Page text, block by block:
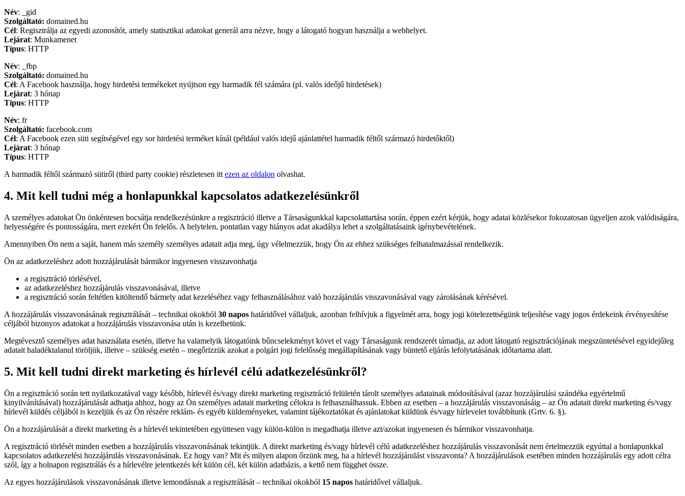
Név: _gid
Szolgáltató: domained.hu
Cél: Regisztrálja az egyedi azonosítót, amely statisztikai adatokat generál arra nézve, hogy a látogató hogyan használja a webhelyet.
Lejárat: Munkamenet
Típus: HTTP
Név: _fbp
Szolgáltató: domained.hu
Cél: A Facebook használja, hogy hirdetési termékeket nyújtson egy harmadik fél számára (pl. valós ideőjű hirdetések)
Lejárat: 3 hónap
Típus: HTTP
Név: fr
Szolgáltató: facebook.com
Cél: A Facebook ezen süti segítségével egy sor hirdetési terméket kínál (például valós idejű ajánlattétel harmadik féltől származó hirdetőktől)
Lejárat: 3 hónap
Típus: HTTP
A harmadik féltől származó sütiről (third party cookie) részletesen ittezen az oldalon olvashat.
4. Mit kell tudni még a honlapunkkal kapcsolatos adatkezelésünkről
A személyes adatokat Ön önkéntesen bocsátja rendelkezésünkre a regisztráció illetve a Társaságunkkal kapcsolattartása során, éppen ezért kérjük, hogy adatai közlésekor fokozatosan ügyeljen azok valódiságára,
helyességére és pontosságára, mert ezekért Ön felelős. A helytelen, pontatlan vagy hiányos adat akadálya lehet a szolgáltatásaink igénybevételének.
Amennyiben Ön nem a saját, hanem más személy személyes adatait adja meg, úgy vélelmezzük, hogy Ön az ehhez szükséges felhatalmazással rendelkezik.
Ön az adatkezeléshez adott hozzájárulását bármikor ingyenesen visszavonhatja
a regisztráció törlésével,
az adatkezeléshez hozzájárulás visszavonásával, illetve
a regisztráció során feltétlen kitöltendő bármely adat kezeléséhez vagy felhasználásához való hozzájárulás visszavonásával vagy zárolásának kérésével.
A hozzájárulás visszavonásának regisztrálását – technikai okokból 30 napos határidővel vállaljuk, azonban felhívjuk a figyelmét arra, hogy jogi kötelezettségünk teljesítése vagy jogos érdekeink érvényesítése
céljából bizonyos adatokat a hozzájárulás visszavonása után is kezelhetünk.
Megtévesztő személyes adat használata esetén, illetve ha valamelyik látogatóink bűncselekményt követ el vagy Társaságunk rendszerét támadja, az adott látogató regisztrációjának megszüntetésével egyidejűleg
adatait haladéktalanul töröljük, illetve – szükség esetén – megőrizzük azokat a polgári jogi felelősség megállapításának vagy büntető eljárás lefolytatásának időtartama alatt.
5. Mit kell tudni direkt marketing és hírlevél célú adatkezelésünkről?
Ön a regisztráció során tett nyilatkozatával vagy később, hírlevél és/vagy direkt marketing regisztráció felületén tárolt személyes adatainak módosításával (azaz hozzájárulási szándéka egyértelmű
kinyilvánításával) hozzájárulását adhatja ahhoz, hogy az Ön személyes adatait marketing célokra is felhasználhassuk. Ebben az esetben – a hozzájárulás visszavonásáig – az Ön adatait direkt marketing és/vagy
hírlevél küldés céljából is kezeljük és az Ön részére reklám- és egyéb küldeményeket, valamint tájékoztatókat és ajánlatokat küldünk és/vagy hírlevelet továbbítunk (Grtv. 6. §).
Ön a hozzájárulását a direkt marketing és a hírlevél tekintetében együttesen vagy külön-külön is megadhatja illetve azt/azokat ingyenesen és bármikor visszavonhatja.
A regisztráció törlését minden esetben a hozzájárulás visszavonásának tekintjük. A direkt marketing és/vagy hírlevél célú adatkezeléshez hozzájárulás visszavonását nem értelmezzük egyúttal a honlapunkkal
kapcsolatos adatkezelési hozzájárulás visszavonásának. Ez hogy van? Mit és milyen alapon őrzünk meg, ha a hírlevél hozzájárulást visszavonta? A hozzájárulások esetében minden hozzájárulás egy adott célra
szól, így a holnapon regisztrálás és a hírlevélre jelentkezés két külön cél, két külön adatbázis, a kettő nem függhet össze.
Az egyes hozzájárulások visszavonásának illetve lemondásnak a regisztrálását – technikai okokból 15 napos határidővel vállaljuk.